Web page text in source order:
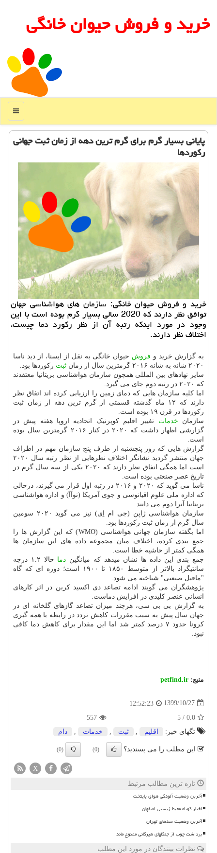
خرید و فروش حیوان خانگی
منو
پایانی بسیار گرم برای گرم ترین دهه از زمان ثبت جهانی
ركوردها
خرید و فروش حیوان خانگی: سازمان های هواشناسی جهان
توافق نظر دارند که 2020 سالی بسیار گرم بوده است با این
وجود در مورد اینکه رتبه آن از نظر رکورد دما چیست،
اختلاف نظر دارند.
به گزارش خرید و فروش حیوان خانگی به نقل از ایسنا، از دید ناسا
۲۰۲۰ شانه به شانه ۲۰۱۶ گرمترین سال از زمان
ثبت رکوردها بود.
سایر نهادهای بین المللی همچون سازمان هواشناسی بریتانیا معتقدند
که ۲۰۲۰ در رتبه دوم جای می گیرد.
اما کلیه سازمان هایی که دمای زمین را ارزیابی کرده اند اتفاق نظر
دارند که ۱۲ ماه گذشته قسمتی از گرم ترین دهه از زمان ثبت
رکوردها در قرن ۱۹ بوده است.
سازمان خدمات تغییر اقلیم کوپرنیک اتحادیه اروپا هفته پیش در
گزارشی اظهار داشت که ۲۰۲۰ در کنار ۲۰۱۶ گرمترین سال بوده
است.
گزارش هایی که روز پنجشنبه از طرف پنج سازمان مهم در اطراف
جهان منتشر گردید نشانگر اختلاف نظرهایی از نظر رتبه سال ۲۰۲۰
است اما همگی اتفاق نظر دارند که ۲۰۲۰ یکی از سه سال گرم در
تاریخ عصر صنعتی بوده است.
ناسا می گوید که ۲۰۲۰ و ۲۰۱۶ در رتبه اول قرار می گیرند، درحالی
که اداره ملی علوم اقیانوسی و جوی آمریکا (نوآآ) و اداره هواشناسی
بریتانیا آنرا دوم می دانند.
سازمان هواشناسی ژاپن (جی ام اِی) نیز می گوید ۲۰۲۰ سومین
سال گرم از زمان ثبت رکوردها بود.
اما بگفته سازمان جهانی هواشناسی (WMO) که این گزارش ها را
جمع بندی کرده، اختلاف میان مجموعه داده های این سازمان ها
همگی کمتر از حاشیه خطا است.
جمع بندی این داده ها نشان میدهد که میانگین دما
حالا ۱.۲ درجه
سانتیگراد بالاتر از متوسط ۱۸۵۰ تا ۱۹۰۰ است؛ دوره ای که گاه
"ماقبل صنعتی" شناخته می شود.
پژوهشگران می گویند ادامه تصاعد دی اکسید کربن در اثر کارهای
انسانی عنصر کلیدی در افزایش دماست.
به گزارش بی بی سی، هرچند میزان تصاعد گازهای گلخانه ای در
جهان سال پیش به سبب مقررات کاهش تردد در رابطه با همه گیری
کرونا حدود ۷ درصد کمتر شد اما این مقدار برای کاهش دما کافی
نبود.
منبع: petfind.ir
1399/10/27
12:52:23
0.0
/
5
557
تگهای خبر:
اقلیم ثبت خدمات دام
این مطلب را می پسندید؟ (0)
(0)
X
تازه ترین مطالب مرتبط
آخرین وضعیت آلودگی هوای پایتخت
اخبار کوتاه محیط زیستی اصفهان
آخرین وضعیت سدهای تهران
برداشت چوب از جنگلهای هیرکانی ممنوع ماند
نظرات بینندگان در مورد این مطلب